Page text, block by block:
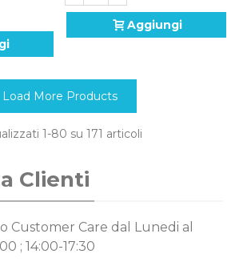
Aggiungi
Load More Products
1-80 su 171 articoli
Clienti
Customer Care dal Lunedi al
; 14:00-17:30